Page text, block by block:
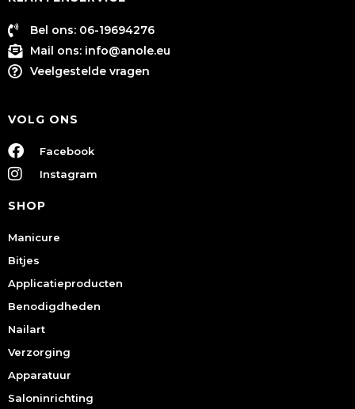
Bel ons: 06-19694276
Mail ons: info@anole.eu
Veelgestelde vragen
VOLG ONS
Facebook
Instagram
SHOP
Manicure
Bitjes
Applicatieproducten
Benodigdheden
Nailart
Verzorging
Apparatuur
Saloninrichting